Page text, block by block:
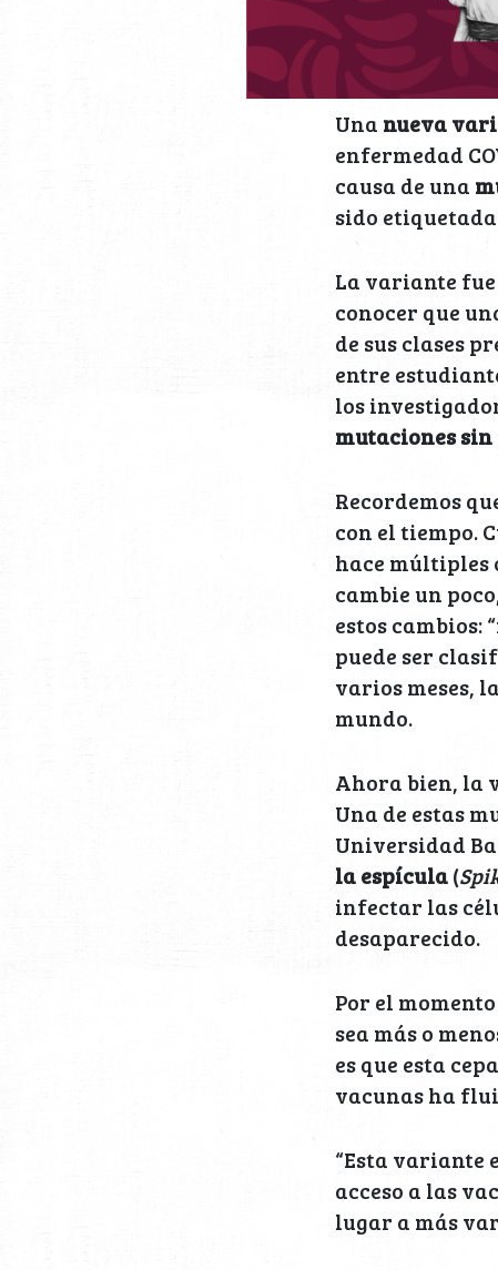
Una nueva
enfermedad
causa de una
sido
La variante
conocer que
de sus clases
entre
los
mutaciones sin
Recordemos
con el tiempo.
hace múltiples
cambie un
estos cambios:
puede ser
varios meses,
mundo.
Ahora bien, la
Una de estas
Universidad
la espícula(
infectar las
desaparecido.
Por el
sea más o
es que esta
vacunas ha
“Esta variante
acceso a las
lugar a más